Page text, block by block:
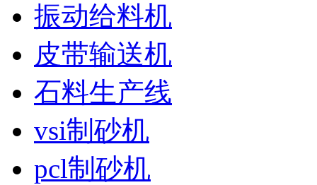
振动给料机
皮带输送机
石料生产线
vsi制砂机
pcl制砂机